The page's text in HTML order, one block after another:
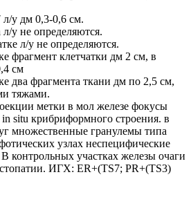
л/у дм 0,3-0,6 см.
у не определяются.
л/у не определяются.
фрагмент клетчатки дм 2 см, в
см
два фрагмента ткани дм по 2,5 см,
тяжами.
метки в мол железе фокусы
situ крибриформного строения. в
множественные гранулемы типа
узлах неспецифические
контрольных участках железы очаги
ИГХ: ER+(TS7; PR+(TS3)